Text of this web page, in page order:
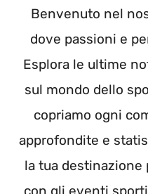
Benvenuto nel
dove passioni e
Esplora le ultime
sul mondo dello
copriamo ogni
approfondite e
la tua destinazione